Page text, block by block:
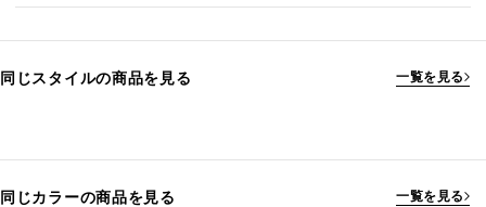
同じスタイルの商品を見る 一覧を見る
同じカラーの商品を見る 一覧を見る